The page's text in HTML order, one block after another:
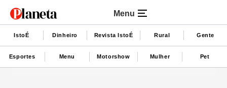
Menu
IstoÉ Dinheiro Revista IstoÉ Rural Gente
Esportes Menu Motorshow Mulher Pet